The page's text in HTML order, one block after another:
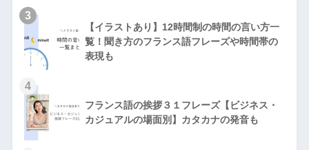
3
【イラストあり】12時間制の時間の言い方一
覧！聞き方のフランス語フレーズや時間帯の
表現も
4
フランス語の挨拶３１フレーズ【ビジネス・
カジュアルの場面別】カタカナの発音も